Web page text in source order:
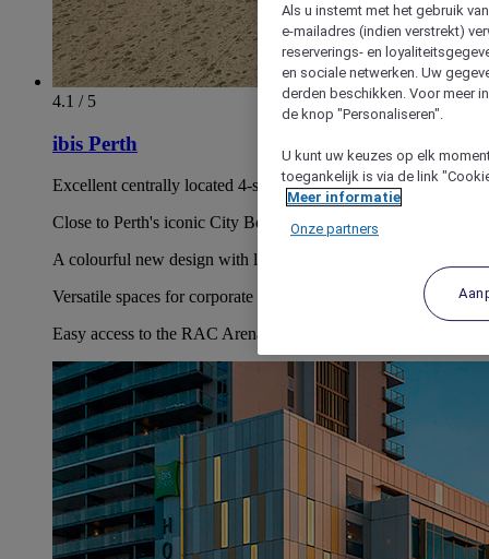
4.1 / 5
ibis Perth
Excellent centrally located 4-star Perth hotel in the city's CBD
Close to Perth's iconic City Beach and Cottesloe Beach
A colourful new design with lively communal areas
Versatile spaces for corporate events in Perth city centre
Easy access to the RAC Arena and His Majesty's Theatre
Als u instemt met het gebruik
e-mailadres (indien verstrekt)
reserverings- en
en sociale netwerken. Uw
derden beschikken. Voor meer
de knop "Personaliseren".
U kunt uw keuzes op elk
toegankelijk is via de link
Meer informatie
Onze partners